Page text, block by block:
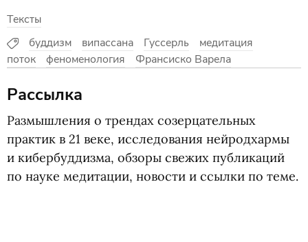
Тексты
буддизм
випассана Гуссерль
медитация
поток
феноменология Франсиско Варела
Рассылка
Размышления о трендах созерцательных
практик в 21 веке, исследования нейродхармы
и кибербуддизма, обзоры свежих публикаций
по науке медитации, новости и ссылки по теме.